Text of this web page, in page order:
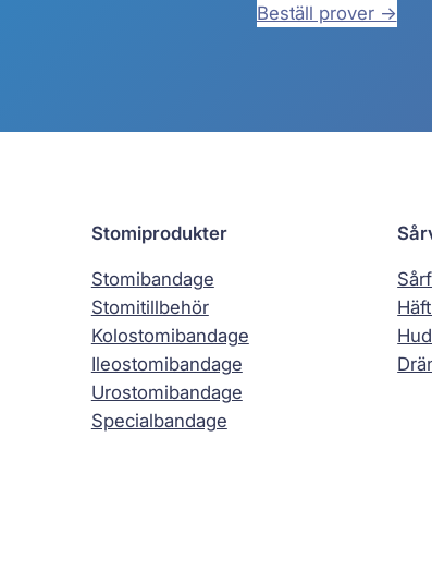
Beställ prover →
Stomiprodukter
Stomibandage
Stomitillbehör
Kolostomibandage
Ileostomibandage
Urostomibandage
Specialbandage